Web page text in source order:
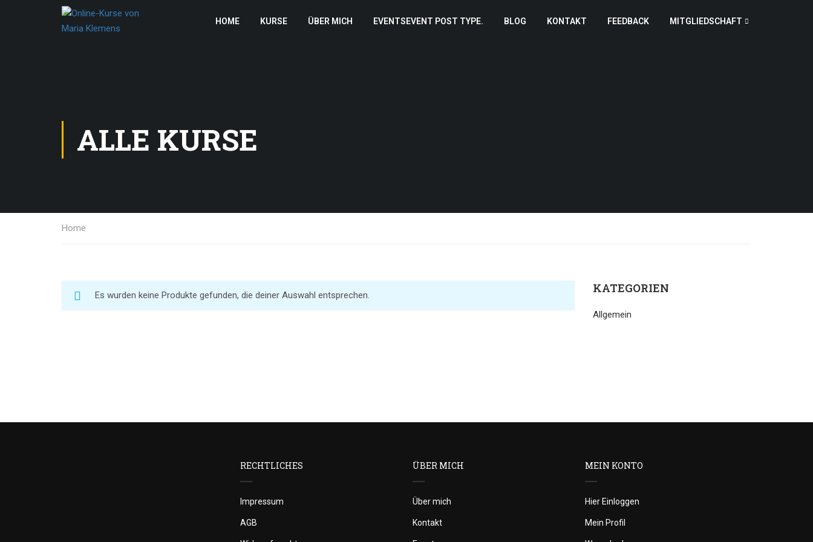
HOME KURSE ÜBER MICH EVENTSEVENT POST TYPE. BLOG KONTAKT FEEDBACK MITGLIEDSCHAFT
ALLE KURSE
Home
Es wurden keine Produkte gefunden, die deiner Auswahl entsprechen. KATEGORIEN
Allgemein
RECHTLICHES
Impressum
AGB
ÜBER MICH
Über mich
Kontakt
MEIN KONTO
Hier Einloggen
Mein Profil